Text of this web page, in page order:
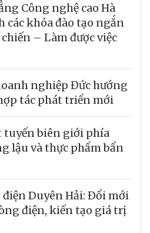
Công nghệ cao Hà
các khóa đào tạo ngắn
– Làm được việc
nghiệp Đức hướng
tác phát triển mới
tuyến biên giới phía
lậu và thực phẩm bẩn
Duyên Hải: Đổi mới
điện, kiến tạo giá trị